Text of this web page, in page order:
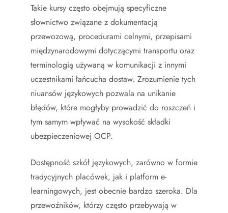
Takie kursy często obejmują specyficzne
słownictwo związane z dokumentacją
przewozową, procedurami celnymi, przepisami
międzynarodowymi dotyczącymi transportu oraz
terminologią używaną w komunikacji z innymi
uczestnikami łańcucha dostaw. Zrozumienie tych
niuansów językowych pozwala na unikanie
błędów, które mogłyby prowadzić do roszczeń i
tym samym wpływać na wysokość składki
ubezpieczeniowej OCP.
Dostępność szkół językowych, zarówno w formie
tradycyjnych placówek, jak i platform e-
learningowych, jest obecnie bardzo szeroka. Dla
przewoźników, którzy często przebywają w